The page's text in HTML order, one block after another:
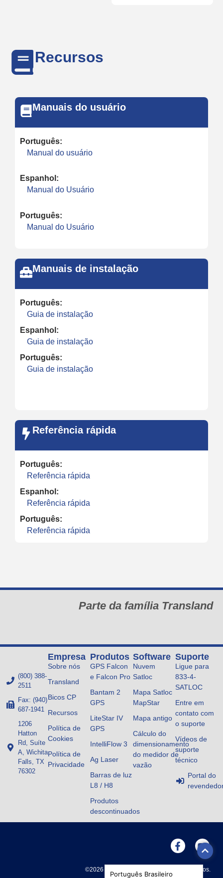
Recursos
Manuais do usuário
Português:
Manual do usuário
Espanhol:
Manual do Usuário
Português:
Manual do Usuário
Manuais de instalação
Português:
Guia de instalação
Espanhol:
Guia de instalação
Português:
Guia de instalação
Referência rápida
Português:
Referência rápida
Espanhol:
Referência rápida
Português:
Referência rápida
Parte da família Transland
(800) 388-
2511
Fax: (940)
687-1941
1206
Hatton
Rd, Suíte
A, Wichita
Falls, TX
76302
Empresa
Sobre nós
Transland
Bicos CP
Recursos
Política de
Cookies
Política de
Privacidade
Produtos
GPS Falcon
e Falcon Pro
Bantam 2
GPS
LiteStar IV
GPS
IntelliFlow 3
Ag Laser
Barras de luz
L8 / H8
Produtos
descontinuados
Software
Nuvem
Satloc
Mapa Satloc
MapStar
Mapa antigo
Cálculo do
dimensionamento
do medidor de
vazão
Suporte
Ligue para
833-4-
SATLOC
Entre em
contato com
o suporte
Vídeos de
suporte
técnico
Portal do
©2026 SATLOC. Todos os direitos reservados.
Português Brasileiro